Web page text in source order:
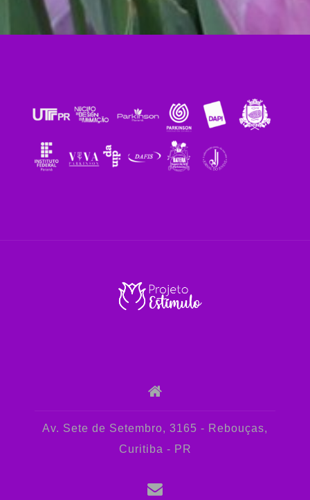
Av. Sete de Setembro, 3165 - Rebouças,
Curitiba - PR